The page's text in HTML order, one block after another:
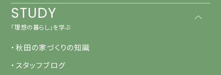
STUDY
「理想の暮らし」を学ぶ
・秋田の家づくりの知識
・スタッフブログ